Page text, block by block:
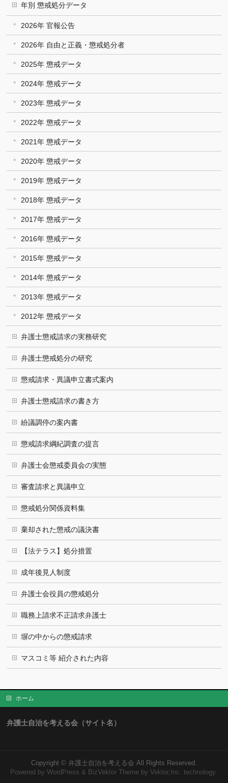
年別 懲戒処分データ
2026年 官報公告
2026年 自由と正義・懲戒処分者
2025年 懲戒データ
2024年 懲戒データ
2023年 懲戒データ
2022年 懲戒データ
2021年 懲戒データ
2020年 懲戒データ
2019年 懲戒データ
2018年 懲戒データ
2017年 懲戒データ
2016年 懲戒データ
2015年 懲戒データ
2014年 懲戒データ
2013年 懲戒データ
2012年 懲戒データ
弁護士懲戒請求の実務研究
弁護士懲戒処分の研究
懲戒請求・異議申立書式案内
弁護士懲戒請求の書き方
紛議調停の案内書
懲戒請求綱紀調査の提言
弁護士会懲戒委員会の実態
審査請求と異議申立
懲戒処分関係資料集
棄却された懲戒の議決書
【法テラス】処分措置
成年後見人制度
弁護士会役員の懲戒処分
職務上請求不正請求弁護士
塀の中からの懲戒請求
マスコミ等 紹介された内容
ホーム
弁護士自治を考える会（サイト名）
Copyright © 弁護士自治を考える会 All Rights Reserved.
Powered byWordPress & BizVektor Theme by Vektor,Inc. technology.